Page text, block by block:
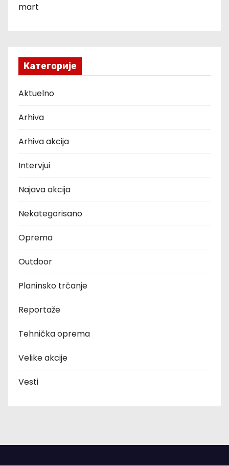
mart
Категорије
Aktuelno
Arhiva
Arhiva akcija
Intervjui
Najava akcija
Nekategorisano
Oprema
Outdoor
Planinsko trčanje
Reportaže
Tehnička oprema
Velike akcije
Vesti